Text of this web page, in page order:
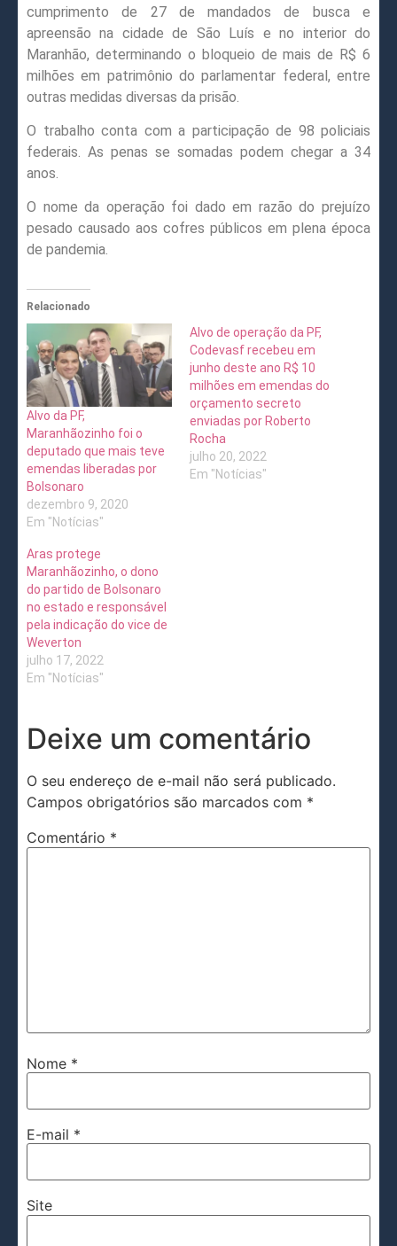
cumprimento de 27 de mandados de busca e
apreensão na cidade de São Luís e no interior do
Maranhão, determinando o bloqueio de mais de R$ 6
milhões em patrimônio do parlamentar federal, entre
outras medidas diversas da prisão.
O trabalho conta com a participação de 98 policiais
federais. As penas se somadas podem chegar a 34
anos.
O nome da operação foi dado em razão do prejuízo
pesado causado aos cofres públicos em plena época
de pandemia.
Relacionado
Alvo da PF,
Maranhãozinho foi o
deputado que mais teve
emendas liberadas por
Bolsonaro
dezembro 9, 2020
Em "Notícias"
Alvo de operação da PF,
Codevasf recebeu em
junho deste ano R$ 10
milhões em emendas do
orçamento secreto
enviadas por Roberto
Rocha
julho 20, 2022
Em "Notícias"
Aras protege
Maranhãozinho, o dono
do partido de Bolsonaro
no estado e responsável
pela indicação do vice de
Weverton
julho 17, 2022
Em "Notícias"
Deixe um comentário
O seu endereço de e-mail não será publicado.
Campos obrigatórios são marcados com *
Comentário *
Nome *
E-mail *
Site